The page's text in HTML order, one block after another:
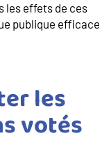
les effets de ces
publique efficace
les
votés